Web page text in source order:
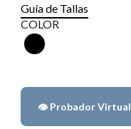
Guía de Tallas
COLOR
👁️ Probador Virtual